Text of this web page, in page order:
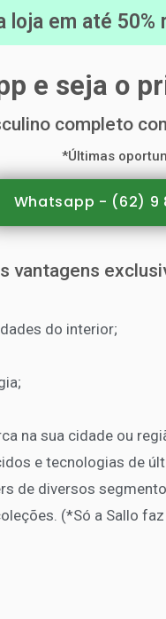
em até 50%
e seja o
completo
*Últimas
Whatsapp - (62) 9
vantagens
do interior;
na sua cidade ou
e tecnologias de
de diversos
(*Só a Sallo